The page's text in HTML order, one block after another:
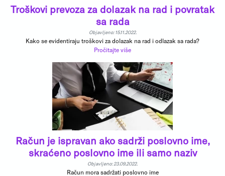
Troškovi prevoza za dolazak na rad i povratak
sa rada
Objavljeno: 15.11.2022.
Kako se evidentiraju troškovi za dolazak na rad i odlazak sa rada?
Pročitajte više
Račun je ispravan ako sadrži poslovno ime,
skraćeno poslovno ime ili samo naziv
Objavljeno: 23.09.2022.
Račun mora sadržati poslovno ime